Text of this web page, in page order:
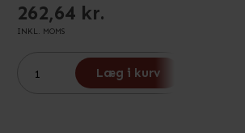
262,64 kr.
INKL. MOMS
Læg i kurv